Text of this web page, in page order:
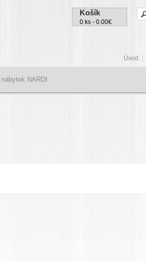
Košík
0 ks - 0.00€
Úvod
NARDI